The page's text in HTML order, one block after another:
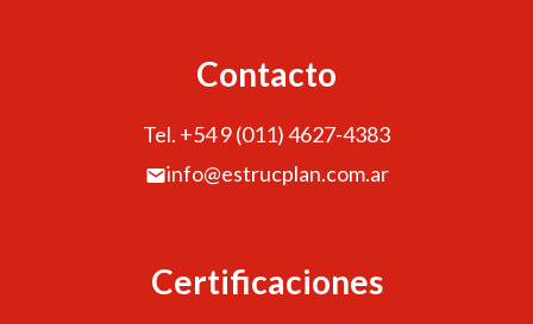
Contacto
Tel. +54 9 (011) 4627-4383
info@estrucplan.com.ar
Certificaciones